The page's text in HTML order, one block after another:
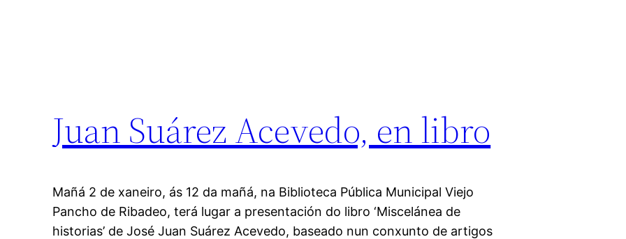
Juan Suárez Acevedo, en libro
Mañá 2 de xaneiro, ás 12 da mañá, na Biblioteca Pública Municipal Viejo
Pancho de Ribadeo, terá lugar a presentación do libro ‘Miscelánea de
historias’ de José Juan Suárez Acevedo, baseado nun conxunto de artigos